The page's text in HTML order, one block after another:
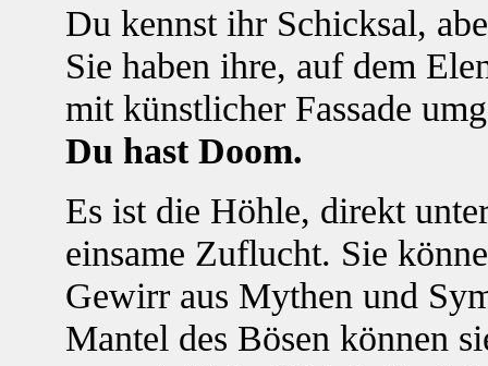
Du kennst ihr Schicksal,
Sie haben ihre, auf dem
mit künstlicher Fassade
Du hast Doom.
Es ist die Höhle, direkt
einsame Zuflucht. Sie
Gewirr aus Mythen und
Mantel des Bösen können